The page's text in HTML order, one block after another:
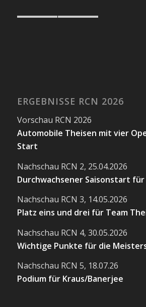
ERGEBNISSE RCN 2026
Vorschau RCN 2026
Automobile Theisen mit vier
Start
Nachschau RCN 2, 25.04.2026
Durchwachsener Saisonstart
Nachschau RCN 3, 14.05.2026
Platz eins und drei für Team
Nachschau RCN 4, 30.05.2026
Wichtige Punkte für die
Nachschau RCN 5, 18.07.26
Podium für Kraus/Banerjee